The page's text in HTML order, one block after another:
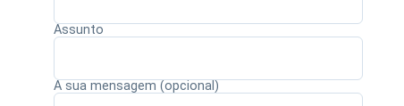
Assunto
A sua mensagem (opcional)